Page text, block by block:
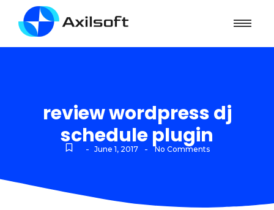
review wordpress dj
schedule plugin
- June 1, 2017 - No Comments